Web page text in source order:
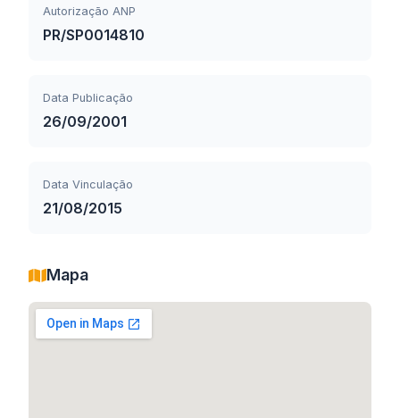
Autorização ANP
PR/SP0014810
Data Publicação
26/09/2001
Data Vinculação
21/08/2015
Mapa